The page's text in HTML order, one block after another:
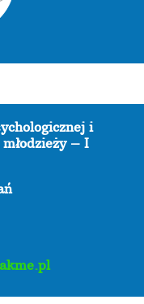
i
– I